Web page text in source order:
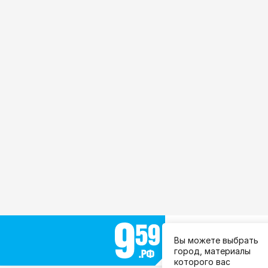
Все города
Вы можете выбрать
город, материалы
которого вас